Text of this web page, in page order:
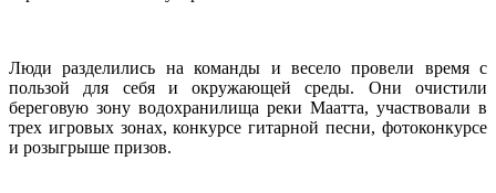
Люди разделились на команды и весело провели время с
пользой для себя и окружающей среды. Они очистили
береговую зону водохранилища реки Маатта, участвовали в
трех игровых зонах, конкурсе гитарной песни, фотоконкурсе
и розыгрыше призов.